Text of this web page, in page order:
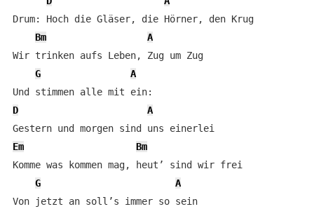
Drum: Hoch die Gläser, die Hörner, den Krug
Bm
A
Wir trinken aufs Leben, Zug um Zug
G
A
D
A
Em
Bm
Komme was kommen mag, heut’ sind wir frei
G
A
Von jetzt an soll’s immer so sein